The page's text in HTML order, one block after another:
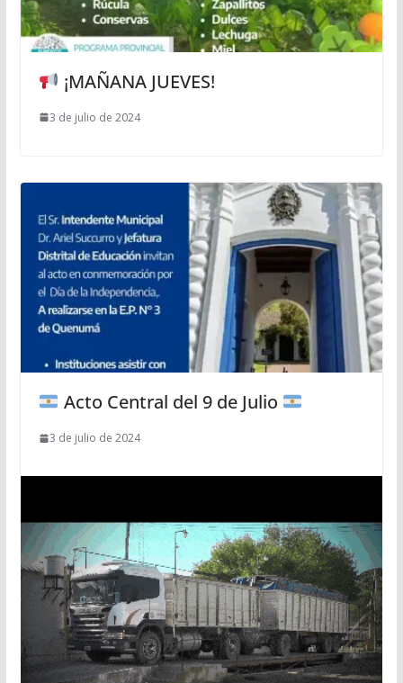
¡MAÑANA JUEVES!
3 de julio de 2024
Acto Central del 9 de Julio
3 de julio de 2024